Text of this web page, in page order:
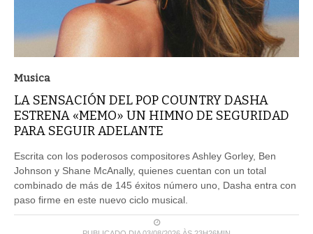
Musica
LA SENSACIÓN DEL POP COUNTRY DASHA
ESTRENA «MEMO» UN HIMNO DE SEGURIDAD
PARA SEGUIR ADELANTE
Escrita con los poderosos compositores Ashley Gorley, Ben
Johnson y Shane McAnally, quienes cuentan con un total
combinado de más de 145 éxitos número uno, Dasha entra con
paso firme en este nuevo ciclo musical.